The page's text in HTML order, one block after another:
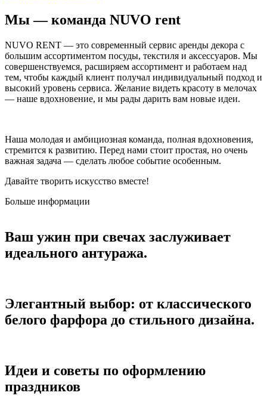
Мы — команда NUVO rent
NUVO RENT — это современный сервис аренды декора с
большим ассортиментом посуды, текстиля и аксессуаров. Мы
совершенствуемся, расширяем ассортимент и работаем над
тем, чтобы каждый клиент получал индивидуальный подход и
высокий уровень сервиса. Желание видеть красоту в мелочах
— наше вдохновение, и мы рады дарить вам новые идеи.
Наша молодая и амбициозная команда, полная вдохновения,
стремится к развитию. Перед нами стоит простая, но очень
важная задача — сделать любое событие особенным.
Давайте творить искусство вместе!
Больше информации
Ваш ужин при свечах заслуживает
идеального антуража.
Элегантный выбор: от классического
белого фарфора до стильного дизайна.
Идеи и советы по оформлению
праздников